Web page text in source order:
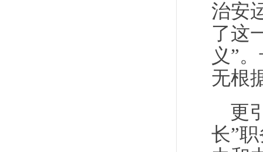
治安
了这
义”
无根
更
长”